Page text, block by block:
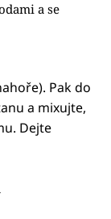
a se
Pak do
a mixujte,
Dejte